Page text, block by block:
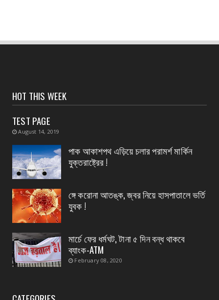
হলদিয়া পুরসভার ওয়ার্ড পুনর্বিন্যাসের পরামর্শ মুখ্যমন্ত্রীর,
সংবাদপত্রের ধার্যকৃত সোনা ও রূপার গহনা দর:
August 07, 2026
August 07, 2026
CONTACT
নৈপুর গ্রাম পঞ্চায়েতে বিজেপির নতুন বোর্ড গঠন, প্রধান
পদে মদ...
HOT THIS WEEK
TEST PAGE
August 14, 2019
পাক আকাশপথ এড়িয়ে চলার পরামর্শ মার্কিন
যুক্তরাষ্ট্রের !
ঙ্গে করোনা আতঙ্ক, জ্বর নিয়ে হাসপাতালে ভর্তি
যুবক !
মার্চে ফের ধর্মঘট, টানা ৫ দিন বন্ধ থাকবে
ব্যাংক-ATM
February 08, 2020